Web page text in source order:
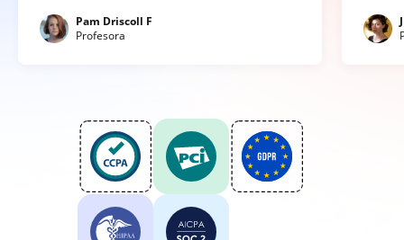
Pam Driscoll F
Profesora